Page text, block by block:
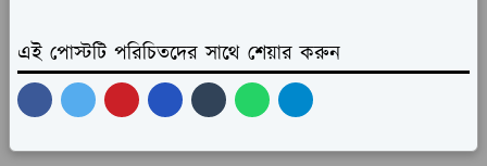
এই পোস্টটি পরিচিতদের সাথে শেয়ার করুন